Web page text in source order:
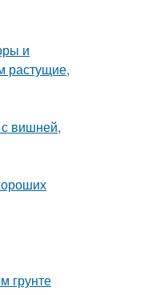
и
растущие,
вишней,
грунте